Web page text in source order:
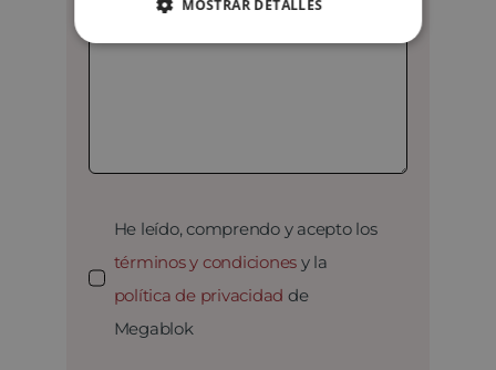
He leído, comprendo y acepto los
términos y condiciones y la
política de privacidad de
Megablok
MOSTRAR DETALLES